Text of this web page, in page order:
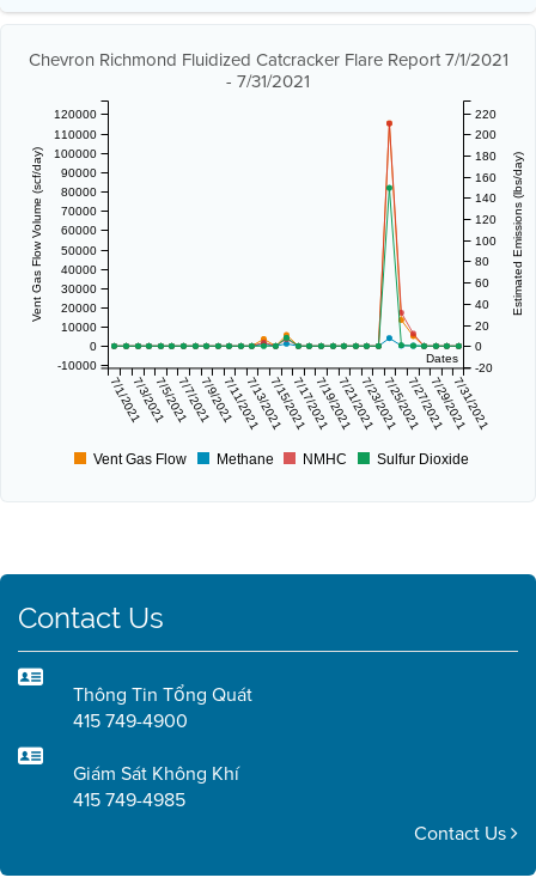
Chevron Richmond Fluidized Catcracker Flare Report 7/1/2021
- 7/31/2021
Dates
7/1/20217/3/20217/5/20217/7/20217/9/20217/11/20217/13/20217/15/20217/17/20217/19/20217/21/20217/23/20217/25/20217/27/20217/29/20217/31/2021
Vent Gas Flow Volume (scf/day)
-10000
0
10000
20000
30000
40000
50000
60000
70000
80000
90000
100000
110000
120000
Estimated Emissions (lbs/day)
-20
0
20
40
60
80
100
120
140
160
180
200
220
Vent Gas Flow Methane NMHC Sulfur Dioxide
Contact Us
Thông Tin Tổng Quát
415 749-4900
Giám Sát Không Khí
415 749-4985
Contact Us